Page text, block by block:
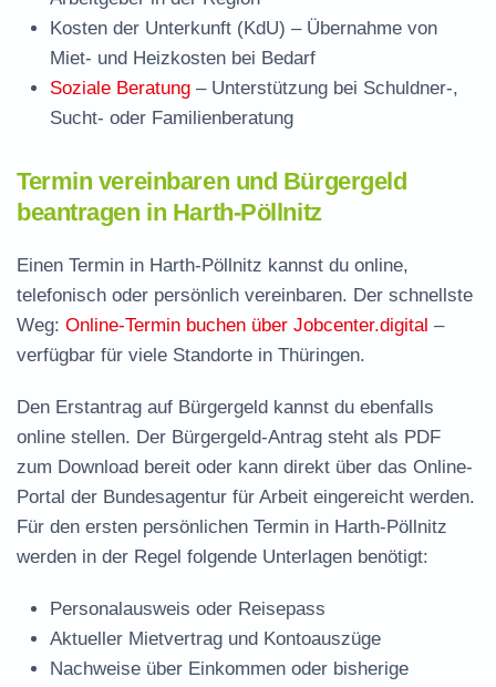
Kosten der Unterkunft (KdU) – Übernahme von
Miet- und Heizkosten bei Bedarf
Soziale Beratung – Unterstützung bei Schuldner-,
Sucht- oder Familienberatung
Termin vereinbaren und Bürgergeld
beantragen in Harth-Pöllnitz
Einen Termin in Harth-Pöllnitz kannst du online,
telefonisch oder persönlich vereinbaren. Der schnellste
Weg: Online-Termin buchen über Jobcenter.digital –
verfügbar für viele Standorte in Thüringen.
Den Erstantrag auf Bürgergeld kannst du ebenfalls
online stellen. Der Bürgergeld-Antrag steht als PDF
zum Download bereit oder kann direkt über das Online-
Portal der Bundesagentur für Arbeit eingereicht werden.
Für den ersten persönlichen Termin in Harth-Pöllnitz
werden in der Regel folgende Unterlagen benötigt:
Personalausweis oder Reisepass
Aktueller Mietvertrag und Kontoauszüge
Nachweise über Einkommen oder bisherige